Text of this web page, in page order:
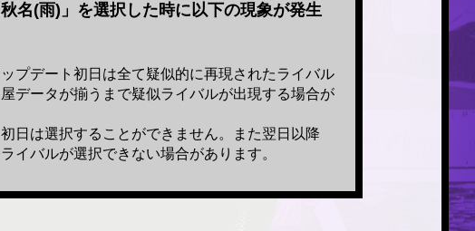
名(雨)」を選択した時に以下の現象が発生
プデート初日は全て疑似的に再現されたライバル
データが揃うまで疑似ライバルが出現する場合が
日は選択することができません。また翌日以降
イバルが選択できない場合があります。